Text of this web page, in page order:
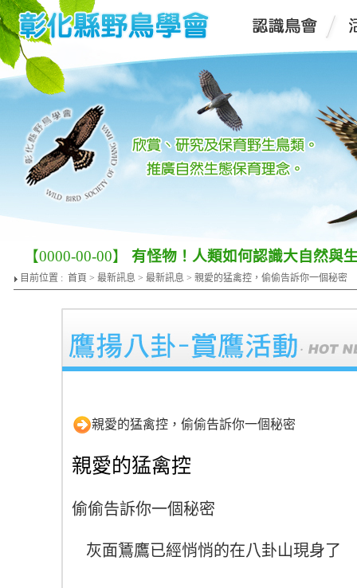
【0000-00-00】 有怪物！人類如何認識大自然與
目前位置 : 首頁 >最新訊息 >最新訊息 > 親愛的猛禽控，偷偷告訴你一個秘密
親愛的猛禽控，偷偷告訴你一個秘密
親愛的猛禽控
偷偷告訴你一個秘密
灰面鵟鷹已經悄悄的在八卦山現身了